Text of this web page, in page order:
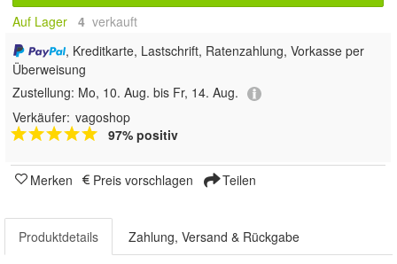
Auf Lager 4 verkauft
, Kreditkarte, Lastschrift, Ratenzahlung, Vorkasse per
Überweisung
Zustellung: Mo, 10. Aug. bis Fr, 14. Aug.
Verkäufer: vagoshop
97% positiv
Merken Preis vorschlagen Teilen
Produktdetails Zahlung, Versand & Rückgabe